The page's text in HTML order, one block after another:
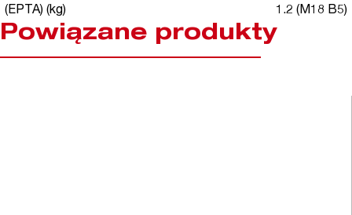
(EPTA) (kg)
1.2 (M18 B5)
Powiązane produkty